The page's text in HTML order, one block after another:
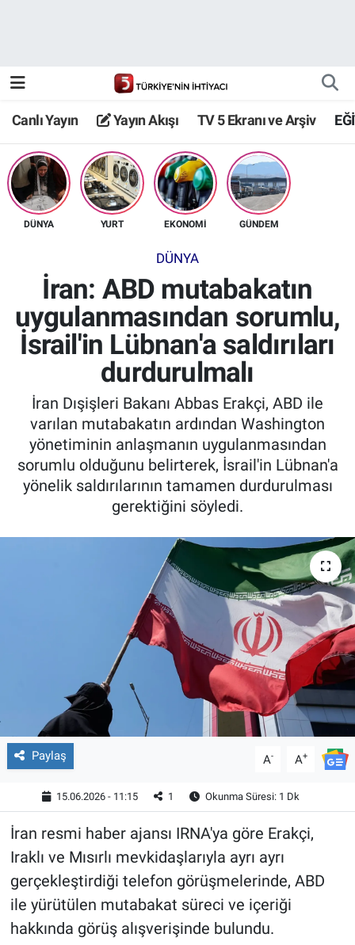
Canlı Yayın Yayın Akışı TV 5 Ekranı ve Arşiv
DÜNYA YURT EKONOMİ GÜNDEM
DÜNYA
İran: ABD mutabakatın
uygulanmasından sorumlu,
İsrail'in Lübnan'a saldırıları
durdurulmalı
İran Dışişleri Bakanı Abbas Erakçi, ABD ile
varılan mutabakatın ardından Washington
yönetiminin anlaşmanın uygulanmasından
sorumlu olduğunu belirterek, İsrail'in Lübnan'a
yönelik saldırılarının tamamen durdurulması
gerektiğini söyledi.
Paylaş A- A+
15.06.2026 - 11:15 1 Okunma Süresi: 1 Dk
İran resmi haber ajansı IRNA'ya göre Erakçi,
Iraklı ve Mısırlı mevkidaşlarıyla ayrı ayrı
gerçekleştirdiği telefon görüşmelerinde, ABD
ile yürütülen mutabakat süreci ve içeriği
hakkında görüş alışverişinde bulundu.
TV 5 Ekranı ve Arşiv